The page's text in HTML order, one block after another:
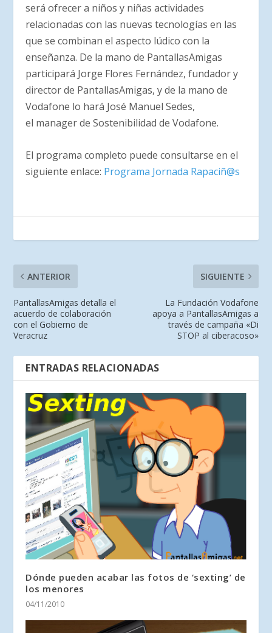
será ofrecer a niños y niñas actividades
relacionadas con las nuevas tecnologías en las
que se combinan el aspecto lúdico con la
enseñanza. De la mano de PantallasAmigas
participará Jorge Flores Fernández, fundador y
director de PantallasAmigas, y de la mano de
Vodafone lo hará José Manuel Sedes,
el manager de Sostenibilidad deVodafone.
El programa completo puede consultarse en el
siguiente enlace: Programa Jornada Rapaciñ@s
ANTERIOR
PantallasAmigas detalla el
acuerdo de colaboración
con el Gobierno de
Veracruz
SIGUIENTE
La Fundación Vodafone
apoya a PantallasAmigas a
través de campaña «Di
STOP al ciberacoso»
ENTRADAS RELACIONADAS
Dónde pueden acabar las fotos de ‘sexting’ de
los menores
04/11/2010